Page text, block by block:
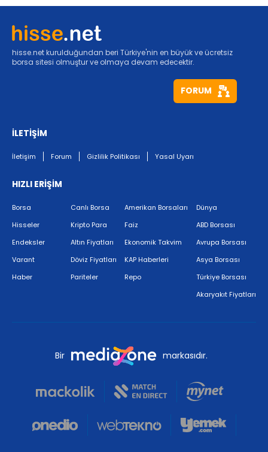
hisse.net kurulduğundan beri Türkiye'nin en büyük ve ücretsiz
borsa sitesi olmuştur ve olmaya devam edecektir.
FORUM
İLETİŞİM
İletişim Forum Gizlilik Politikası Yasal Uyarı
HIZLI ERİŞİM
Borsa
Hisseler
Endeksler
Varant
Haber
Canlı Borsa
Kripto Para
Altın Fiyatları
Döviz Fiyatları
Pariteler
Amerikan Borsaları
Faiz
Ekonomik Takvim
KAP Haberleri
Repo
Dünya
ABD Borsası
Avrupa Borsası
Asya Borsası
Türkiye Borsası
Akaryakıt Fiyatları
Bir markasıdır.